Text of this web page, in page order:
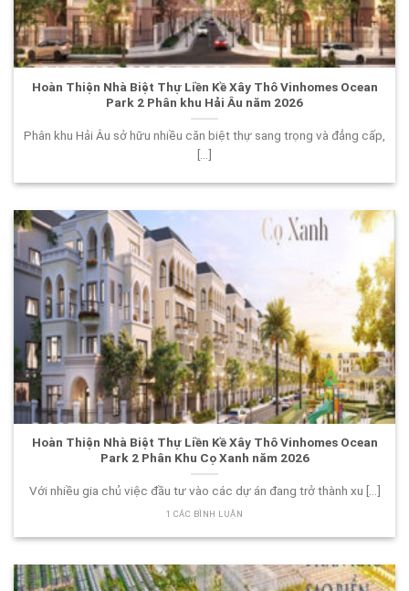
Hoàn Thiện Nhà Biệt Thự Liền Kề Xây Thô Vinhomes Ocean
Park 2 Phân khu Hải Âu năm 2026
Phân khu Hải Âu sở hữu nhiều căn biệt thự sang trọng và đẳng cấp,
[...]
Hoàn Thiện Nhà Biệt Thự Liền Kề Xây Thô Vinhomes Ocean
Park 2 Phân Khu Cọ Xanh năm 2026
Với nhiều gia chủ việc đầu tư vào các dự án đang trở thành xu [...]
1 CÁC BÌNH LUẬN